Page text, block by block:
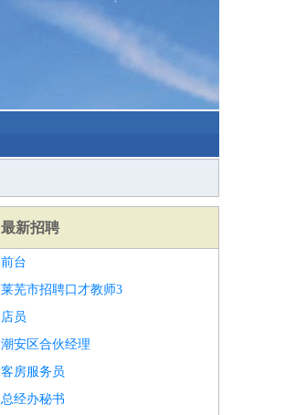
最新招聘
前台
莱芜市招聘口才教师3
店员
潮安区合伙经理
客房服务员
总经办秘书